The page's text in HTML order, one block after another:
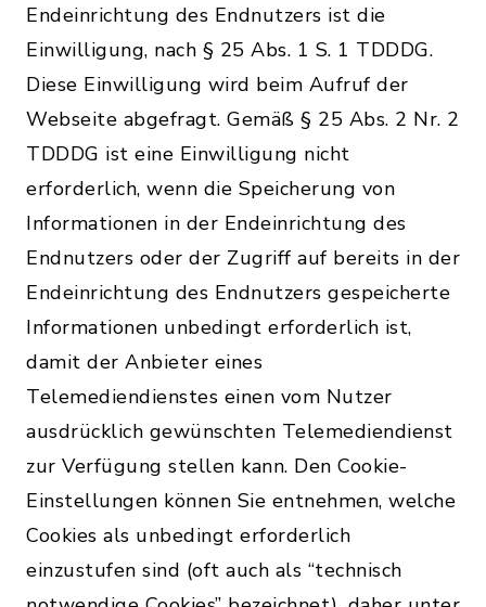
Endeinrichtung des Endnutzers ist die
Einwilligung, nach § 25 Abs. 1 S. 1 TDDDG.
Diese Einwilligung wird beim Aufruf der
Webseite abgefragt. Gemäß § 25 Abs. 2 Nr. 2
TDDDG ist eine Einwilligung nicht
erforderlich, wenn die Speicherung von
Informationen in der Endeinrichtung des
Endnutzers oder der Zugriff auf bereits in der
Endeinrichtung des Endnutzers gespeicherte
Informationen unbedingt erforderlich ist,
damit der Anbieter eines
Telemediendienstes einen vom Nutzer
ausdrücklich gewünschten Telemediendienst
zur Verfügung stellen kann. Den Cookie-
Einstellungen können Sie entnehmen, welche
Cookies als unbedingt erforderlich
einzustufen sind (oft auch als “technisch